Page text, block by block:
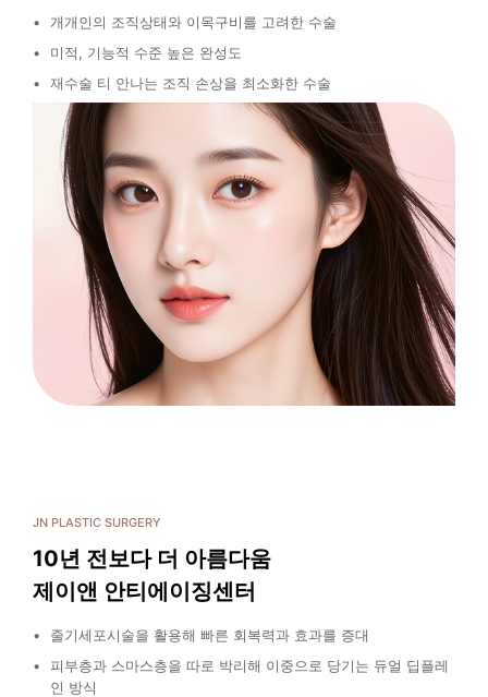
개개인의 조직상태와 이목구비를 고려한 수술
미적, 기능적 수준 높은 완성도
재수술 티 안나는 조직 손상을 최소화한 수술
JN PLASTIC SURGERY
10년 전보다 더 아름다움
제이앤 안티에이징센터
줄기세포시술을 활용해 빠른 회복력과 효과를 증대
피부층과 스마스층을 따로 박리해 이중으로 당기는 듀얼 딥플레
인 방식